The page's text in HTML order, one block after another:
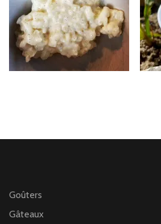
Goûters
Gâteaux